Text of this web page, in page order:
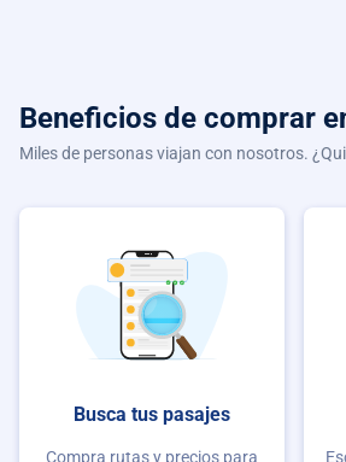
Beneficios de comprar
Miles de personas viajan con nosotros.
Busca tus pasajes
Compra rutas y precios para